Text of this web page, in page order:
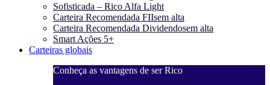
Sofisticada – Rico Alfa Light
Carteira Recomendada FIIsem alta
Carteira Recomendada Dividendosem alta
Smart Ações 5+
Carteiras globais
Conheça as vantagens de ser Rico